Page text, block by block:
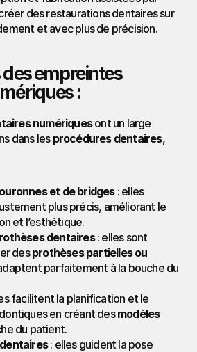
des restaurations dentaires sur
et avec plus de précision.
empreintes
:
numériques ont un large
dans les procédures dentaires,
et de bridges : elles
plus précis, améliorant le
et l’esthétique.
dentaires : elles sont
des prothèses partielles ou
parfaitement à la bouche du
facilitent la planification et le
en créant des modèles
du patient.
: elles guident la pose